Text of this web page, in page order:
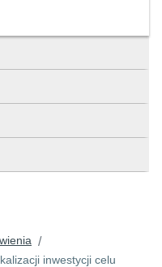
/
inwestycji celu